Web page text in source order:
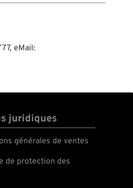
eMail:
juridiques
générales de ventes
de protection des